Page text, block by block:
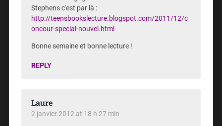
Stephens c'est par là :
http://teensbookslecture.blogspot.com/2011/12/c
oncour-special-nouvel.html
Bonne semaine et bonne lecture !
REPLY
Laure
2 janvier 2012 at 18 h 27 min